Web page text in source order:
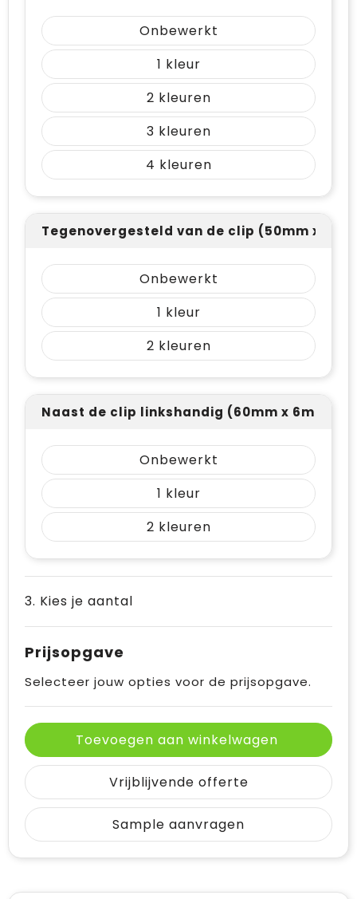
Onbewerkt
1
2
3
4
Tegenovergesteld van de clip (50mm x
Onbewerkt
1
2
Naast de clip linkshandig (60mm x 6mm)
Onbewerkt
1
2
3. Kies je aantal
Prijsopgave
Selecteer jouw opties voor de prijsopgave.
Toevoegen aan winkelwagen
Vrijblijvende offerte
Sample aanvragen